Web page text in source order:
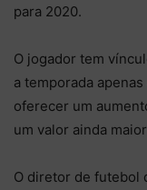
para 2020.
O jogador tem
a temporada
oferecer um
um valor ainda
O diretor de futebol